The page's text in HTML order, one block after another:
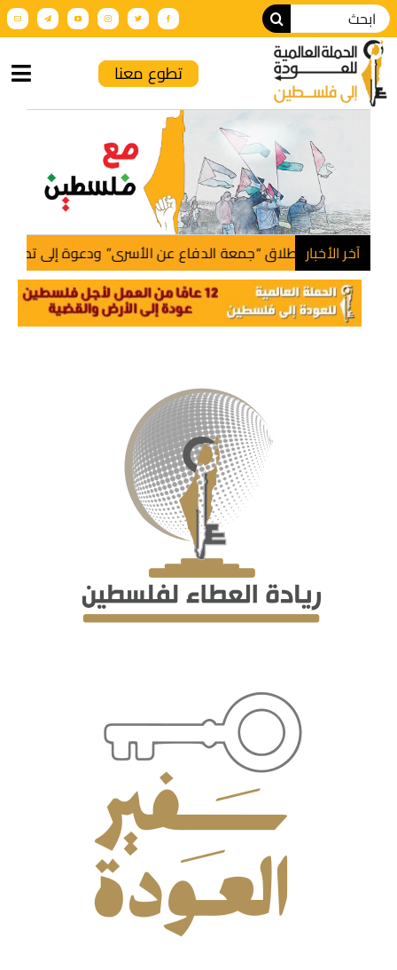
الرئيسية
من نحن
أنشطة الحملة
عن فلسطين
الإنتاج الإعلامي
اتصل بنا
EN
تطوع معنا
آخر الأخبار
إطلاق “جمعة الدفاع عن الأسرى” ودعوة إلى تصعيد